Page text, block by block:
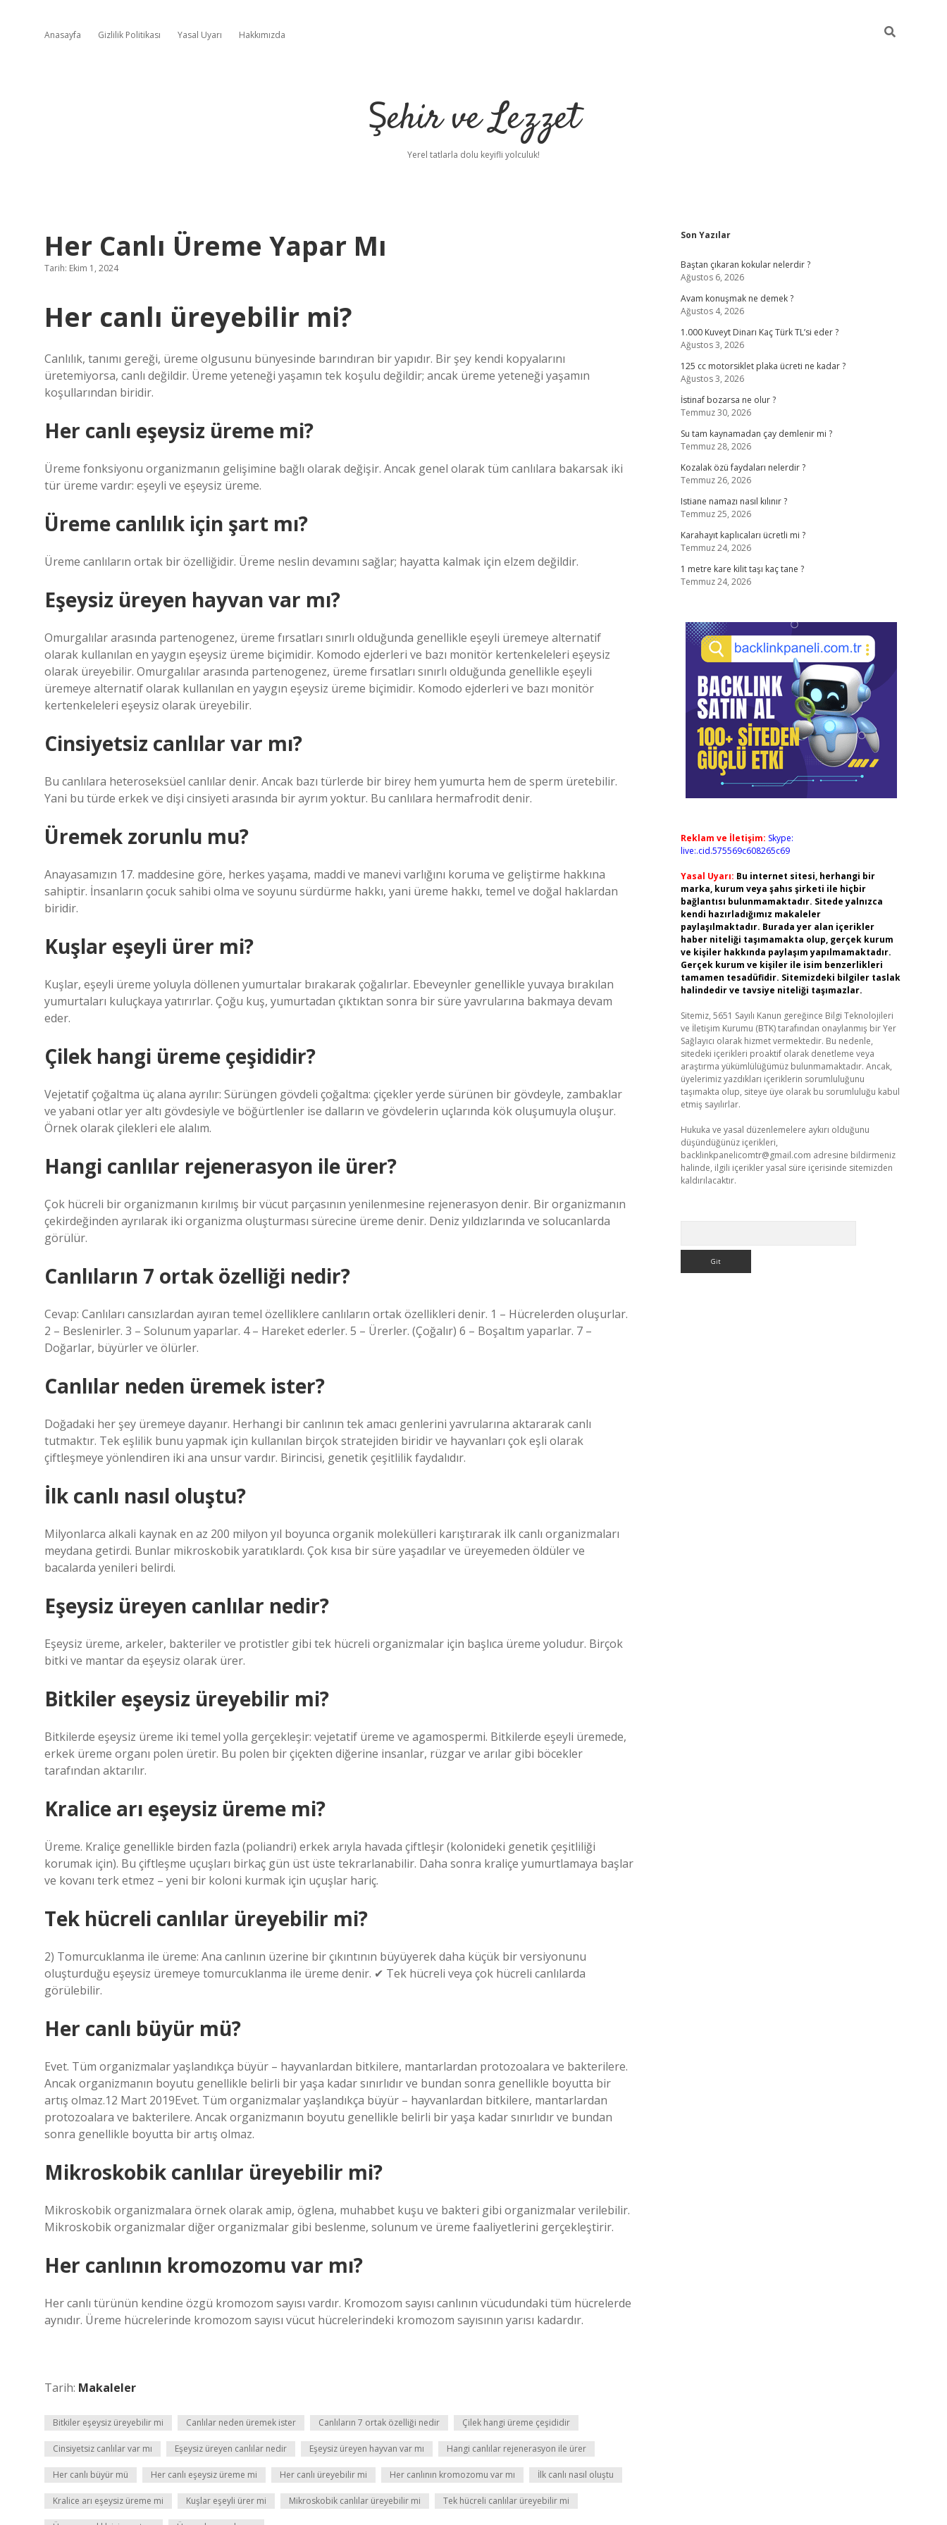
Anasayfa Gizlilik Politikası Yasal Uyarı Hakkımızda
Şehir ve Lezzet
Yerel tatlarla dolu keyifli yolculuk!
Her Canlı Üreme Yapar Mı
Tarih: Ekim 1, 2024
Her canlı üreyebilir mi?
Canlılık, tanımı gereği, üreme olgusunu bünyesinde barındıran bir yapıdır. Bir şey kendi kopyalarını
üretemiyorsa, canlı değildir. Üreme yeteneği yaşamın tek koşulu değildir; ancak üreme yeteneği yaşamın
koşullarından biridir.
Her canlı eşeysiz üreme mi?
Üreme fonksiyonu organizmanın gelişimine bağlı olarak değişir. Ancak genel olarak tüm canlılara bakarsak iki
tür üreme vardır: eşeyli ve eşeysiz üreme.
Üreme canlılık için şart mı?
Üreme canlıların ortak bir özelliğidir. Üreme neslin devamını sağlar; hayatta kalmak için elzem değildir.
Eşeysiz üreyen hayvan var mı?
Omurgalılar arasında partenogenez, üreme fırsatları sınırlı olduğunda genellikle eşeyli üremeye alternatif
olarak kullanılan en yaygın eşeysiz üreme biçimidir. Komodo ejderleri ve bazı monitör kertenkeleleri eşeysiz
olarak üreyebilir. Omurgalılar arasında partenogenez, üreme fırsatları sınırlı olduğunda genellikle eşeyli
üremeye alternatif olarak kullanılan en yaygın eşeysiz üreme biçimidir. Komodo ejderleri ve bazı monitör
kertenkeleleri eşeysiz olarak üreyebilir.
Cinsiyetsiz canlılar var mı?
Bu canlılara heteroseksüel canlılar denir. Ancak bazı türlerde bir birey hem yumurta hem de sperm üretebilir.
Yani bu türde erkek ve dişi cinsiyeti arasında bir ayrım yoktur. Bu canlılara hermafrodit denir.
Üremek zorunlu mu?
Anayasamızın 17. maddesine göre, herkes yaşama, maddi ve manevi varlığını koruma ve geliştirme hakkına
sahiptir. İnsanların çocuk sahibi olma ve soyunu sürdürme hakkı, yani üreme hakkı, temel ve doğal haklardan
biridir.
Kuşlar eşeyli ürer mi?
Kuşlar, eşeyli üreme yoluyla döllenen yumurtalar bırakarak çoğalırlar. Ebeveynler genellikle yuvaya bırakılan
yumurtaları kuluçkaya yatırırlar. Çoğu kuş, yumurtadan çıktıktan sonra bir süre yavrularına bakmaya devam
eder.
Çilek hangi üreme çeşididir?
Vejetatif çoğaltma üç alana ayrılır: Sürüngen gövdeli çoğaltma: çiçekler yerde sürünen bir gövdeyle, zambaklar
ve yabani otlar yer altı gövdesiyle ve böğürtlenler ise dalların ve gövdelerin uçlarında kök oluşumuyla oluşur.
Örnek olarak çilekleri ele alalım.
Hangi canlılar rejenerasyon ile ürer?
Çok hücreli bir organizmanın kırılmış bir vücut parçasının yenilenmesine rejenerasyon denir. Bir organizmanın
çekirdeğinden ayrılarak iki organizma oluşturması sürecine üreme denir. Deniz yıldızlarında ve solucanlarda
görülür.
Canlıların 7 ortak özelliği nedir?
Cevap: Canlıları cansızlardan ayıran temel özelliklere canlıların ortak özellikleri denir. 1 – Hücrelerden oluşurlar.
2 – Beslenirler. 3 – Solunum yaparlar. 4 – Hareket ederler. 5 – Ürerler. (Çoğalır) 6 – Boşaltım yaparlar. 7 –
Doğarlar, büyürler ve ölürler.
Canlılar neden üremek ister?
Doğadaki her şey üremeye dayanır. Herhangi bir canlının tek amacı genlerini yavrularına aktararak canlı
tutmaktır. Tek eşlilik bunu yapmak için kullanılan birçok stratejiden biridir ve hayvanları çok eşli olarak
çiftleşmeye yönlendiren iki ana unsur vardır. Birincisi, genetik çeşitlilik faydalıdır.
İlk canlı nasıl oluştu?
Milyonlarca alkali kaynak en az 200 milyon yıl boyunca organik molekülleri karıştırarak ilk canlı organizmaları
meydana getirdi. Bunlar mikroskobik yaratıklardı. Çok kısa bir süre yaşadılar ve üreyemeden öldüler ve
bacalarda yenileri belirdi.
Eşeysiz üreyen canlılar nedir?
Eşeysiz üreme, arkeler, bakteriler ve protistler gibi tek hücreli organizmalar için başlıca üreme yoludur. Birçok
bitki ve mantar da eşeysiz olarak ürer.
Bitkiler eşeysiz üreyebilir mi?
Bitkilerde eşeysiz üreme iki temel yolla gerçekleşir: vejetatif üreme ve agamospermi. Bitkilerde eşeyli üremede,
erkek üreme organı polen üretir. Bu polen bir çiçekten diğerine insanlar, rüzgar ve arılar gibi böcekler
tarafından aktarılır.
Kralice arı eşeysiz üreme mi?
Üreme. Kraliçe genellikle birden fazla (poliandri) erkek arıyla havada çiftleşir (kolonideki genetik çeşitliliği
korumak için). Bu çiftleşme uçuşları birkaç gün üst üste tekrarlanabilir. Daha sonra kraliçe yumurtlamaya başlar
ve kovanı terk etmez – yeni bir koloni kurmak için uçuşlar hariç.
Tek hücreli canlılar üreyebilir mi?
2) Tomurcuklanma ile üreme: Ana canlının üzerine bir çıkıntının büyüyerek daha küçük bir versiyonunu
oluşturduğu eşeysiz üremeye tomurcuklanma ile üreme denir. ✔ Tek hücreli veya çok hücreli canlılarda
görülebilir.
Her canlı büyür mü?
Evet. Tüm organizmalar yaşlandıkça büyür – hayvanlardan bitkilere, mantarlardan protozoalara ve bakterilere.
Ancak organizmanın boyutu genellikle belirli bir yaşa kadar sınırlıdır ve bundan sonra genellikle boyutta bir
artış olmaz.12 Mart 2019Evet. Tüm organizmalar yaşlandıkça büyür – hayvanlardan bitkilere, mantarlardan
protozoalara ve bakterilere. Ancak organizmanın boyutu genellikle belirli bir yaşa kadar sınırlıdır ve bundan
sonra genellikle boyutta bir artış olmaz.
Mikroskobik canlılar üreyebilir mi?
Mikroskobik organizmalara örnek olarak amip, öglena, muhabbet kuşu ve bakteri gibi organizmalar verilebilir.
Mikroskobik organizmalar diğer organizmalar gibi beslenme, solunum ve üreme faaliyetlerini gerçekleştirir.
Her canlının kromozomu var mı?
Her canlı türünün kendine özgü kromozom sayısı vardır. Kromozom sayısı canlının vücudundaki tüm hücrelerde
aynıdır. Üreme hücrelerinde kromozom sayısı vücut hücrelerindeki kromozom sayısının yarısı kadardır.
Tarih: Makaleler
Bitkiler eşeysiz üreyebilir mi Canlılar neden üremek ister Canlıların 7 ortak özelliği nedir Çilek hangi üreme çeşididir
Cinsiyetsiz canlılar var mı Eşeysiz üreyen canlılar nedir Eşeysiz üreyen hayvan var mı Hangi canlılar rejenerasyon ile ürer
Her canlı büyür mü Her canlı eşeysiz üreme mi Her canlı üreyebilir mi Her canlının kromozomu var mı İlk canlı nasıl oluştu
Kralice arı eşeysiz üreme mi Kuşlar eşeyli ürer mi Mikroskobik canlılar üreyebilir mi Tek hücreli canlılar üreyebilir mi
Sidebar
Son Yazılar
Baştan çıkaran kokular nelerdir ?
Ağustos 6, 2026
Avam konuşmak ne demek ?
Ağustos 4, 2026
1.000 Kuveyt Dinarı Kaç Türk TL’si eder ?
Ağustos 3, 2026
125 cc motorsiklet plaka ücreti ne kadar ?
Ağustos 3, 2026
İstinaf bozarsa ne olur ?
Temmuz 30, 2026
Su tam kaynamadan çay demlenir mi ?
Temmuz 28, 2026
Kozalak özü faydaları nelerdir ?
Temmuz 26, 2026
Istiane namazı nasıl kılınır ?
Temmuz 25, 2026
Karahayıt kaplıcaları ücretli mi ?
Temmuz 24, 2026
1 metre kare kilit taşı kaç tane ?
Temmuz 24, 2026
Reklam ve İletişim: Skype:
live:.cid.575569c608265c69
Yasal Uyarı: Bu internet sitesi, herhangi bir
marka, kurum veya şahıs şirketi ile hiçbir
bağlantısı bulunmamaktadır. Sitede yalnızca
kendi hazırladığımız makaleler
paylaşılmaktadır. Burada yer alan içerikler
haber niteliği taşımamakta olup, gerçek kurum
ve kişiler hakkında paylaşım yapılmamaktadır.
Gerçek kurum ve kişiler ile isim benzerlikleri
tamamen tesadüfidir. Sitemizdeki bilgiler taslak
halindedir ve tavsiye niteliği taşımazlar.
Sitemiz, 5651 Sayılı Kanun gereğince Bilgi Teknolojileri
ve İletişim Kurumu (BTK) tarafından onaylanmış bir Yer
Sağlayıcı olarak hizmet vermektedir. Bu nedenle,
sitedeki içerikleri proaktif olarak denetleme veya
araştırma yükümlülüğümüz bulunmamaktadır. Ancak,
üyelerimiz yazdıkları içeriklerin sorumluluğunu
taşımakta olup, siteye üye olarak bu sorumluluğu kabul
etmiş sayılırlar.
Hukuka ve yasal düzenlemelere aykırı olduğunu
düşündüğünüz içerikleri,
backlinkpanelicomtr@gmail.com adresine bildirmeniz
halinde, ilgili içerikler yasal süre içerisinde sitemizden
kaldırılacaktır.